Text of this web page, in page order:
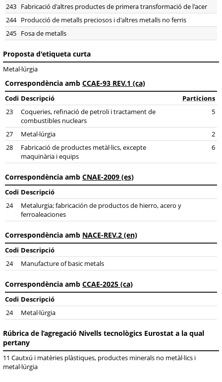
243 Fabricació d'altres productes de primera transformació de l'acer
244 Producció de metalls preciosos i d'altres metalls no ferris
245 Fosa de metalls
Proposta d'etiqueta curta
Metal·lúrgia
Correspondència amb CCAE-93 REV.1 (ca)
Codi Descripció
Particions
23
Coqueries, refinació de petroli i tractament de
combustibles nuclears
5
27 Metal·lúrgia
2
28
Fabricació de productes metàl·lics, excepte
maquinària i equips
6
Correspondència amb CNAE-2009 (es)
Codi Descripció
24
Metalurgia; fabricación de productos de hierro, acero y
ferroaleaciones
Correspondència amb NACE-REV.2 (en)
Codi Descripció
24
Manufacture of basic metals
Correspondència amb CCAE-2025 (ca)
Codi Descripció
24
Metal·lúrgia
Rúbrica de l’agregació Nivells tecnològics Eurostat a la qual
pertany
11 Cautxú i matèries plàstiques, productes minerals no metàl·lics i
metal·lúrgia